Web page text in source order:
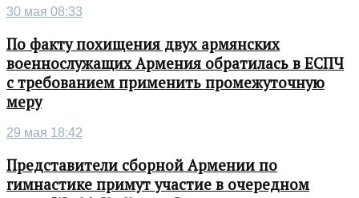
30 мая 08:33
По факту похищения двух армянских
военнослужащих Армения обратилась в ЕСПЧ
с требованием применить промежуточную
меру
29 мая 18:42
Представители сборной Армении по
гимнастике примут участие в очередном